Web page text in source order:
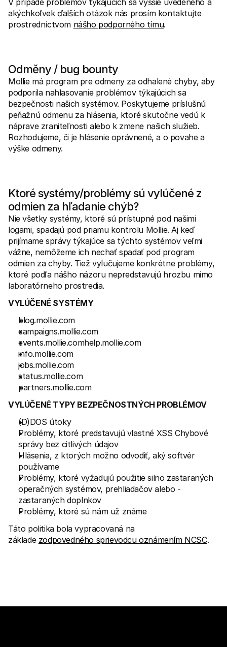
V prípade problémov týkajúcich sa vyššie uvedeného a
akýchkoľvek ďalších otázok nás prosím kontaktujte
prostredníctvom nášho podporného tímu.
Odměny / bug bounty
Mollie má program pre odmeny za odhalené chyby, aby
podporila nahlasovanie problémov týkajúcich sa
bezpečnosti našich systémov. Poskytujeme príslušnú
peňažnú odmenu za hlásenia, ktoré skutočne vedú k
náprave zraniteľnosti alebo k zmene našich služieb.
Rozhodujeme, či je hlásenie oprávnené, a o povahe a
výške odmeny.
Ktoré systémy/problémy sú vylúčené z
odmien za hľadanie chýb?
Nie všetky systémy, ktoré sú prístupné pod našimi
logami, spadajú pod priamu kontrolu Mollie. Aj keď
prijímame správy týkajúce sa týchto systémov veľmi
vážne, nemôžeme ich nechať spadať pod program
odmien za chyby. Tiež vylučujeme konkrétne problémy,
ktoré podľa nášho názoru nepredstavujú hrozbu mimo
laboratórneho prostredia.
VYLÚČENÉ SYSTÉMY
blog.mollie.com
campaigns.mollie.com
events.mollie.comhelp.mollie.com
info.mollie.com
jobs.mollie.com
status.mollie.com
partners.mollie.com
VYLÚČENÉ TYPY BEZPEČNOSTNÝCH PROBLÉMOV
(D)DOS útoky
Problémy, ktoré predstavujú vlastné XSS Chybové
správy bez citlivých údajov
Hlásenia, z ktorých možno odvodiť, aký softvér
používame
Problémy, ktoré vyžadujú použitie silno zastaraných
operačných systémov, prehliadačov alebo -
zastaraných doplnkov
Problémy, ktoré sú nám už známe
Táto politika bola vypracovaná na
základe zodpovedného sprievodcu oznámením NCSC.